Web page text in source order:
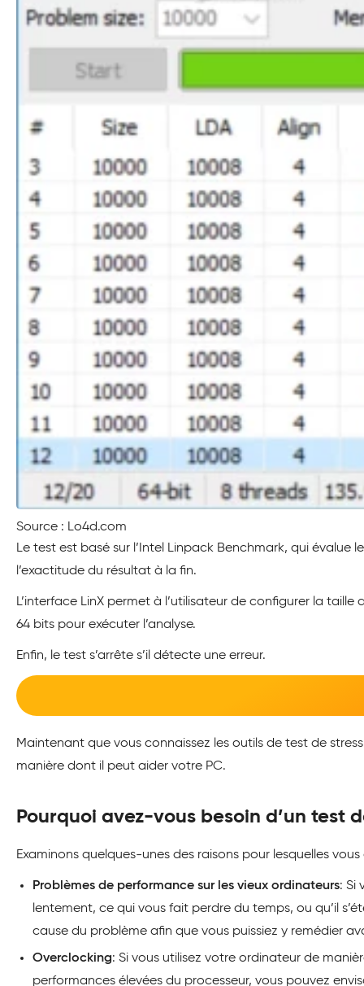
Source : Lo4d.com
Le test est basé sur l’Intel Linpack Benchmark, qui évalue
l’exactitude du résultat à la fin.
L’interface LinX permet à l’utilisateur de configurer la
64 bits pour exécuter l’analyse.
Enfin, le test s’arrête s’il détecte une erreur.
Maintenant que vous connaissez les outils de test de
manière dont il peut aider votre PC.
Pourquoi avez-vous besoin d’un test
Examinons quelques-unes des raisons pour lesquelles
Problèmes de performance sur les vieux ordinateurs: Si
lentement, ce qui vous fait perdre du temps, ou qu’il
cause du problème afin que vous puissiez y remédier
Overclocking: Si vous utilisez votre ordinateur de
performances élevées du processeur, vous pouvez